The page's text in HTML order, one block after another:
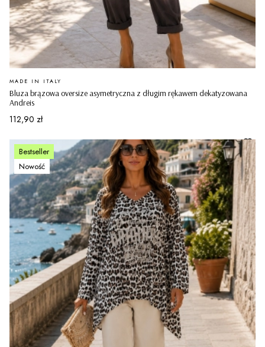
Bluza brązowa oversize asymetryczna z długim rękawem dekatyzowana
Andreis
PRODUCENT
MADE IN ITALY
Cena
112,90 zł
Bestseller
Nowość